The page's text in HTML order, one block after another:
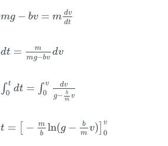
mg − bv = m dv
dt
bv dt
dt =
m
mg−bv
dv
dt =m mg bvd
∫ t
0 dt = ∫ v
0
dv
g−
b
m v
∫0 dt 0v vg−
t = −
m
b ln(g −
b
m v) v
0
t −m ln( − v 0v